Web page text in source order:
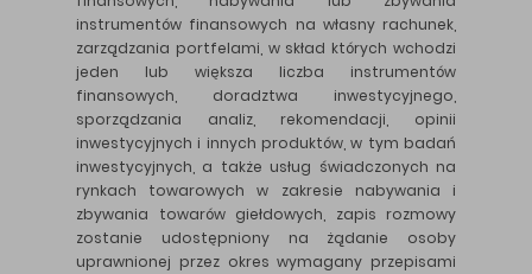
instrumentów finansowych na własny rachunek,
zarządzania portfelami, w skład których wchodzi
jeden lub większa liczba instrumentów
finansowych, doradztwa inwestycyjnego,
sporządzania analiz, rekomendacji, opinii
inwestycyjnych i innych produktów, w tym badań
inwestycyjnych, a także usług świadczonych na
rynkach towarowych w zakresie nabywania i
zbywania towarów giełdowych, zapis rozmowy
zostanie udostępniony na żądanie osoby
uprawnionej przez okres wymagany przepisami